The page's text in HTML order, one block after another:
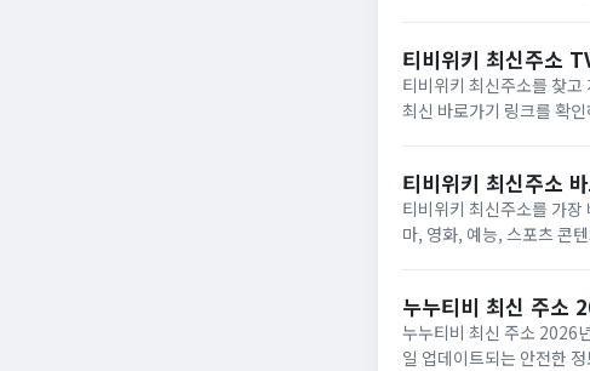
티비위키 최신주소
티비위키 최신주소를 찾
최신 바로가기 링크를 확
티비위키 최신주소
티비위키 최신주소를 가
마, 영화, 예능, 스포츠 콘
누누티비 최신 주소
누누티비 최신 주소 2026
일 업데이트되는 안전한